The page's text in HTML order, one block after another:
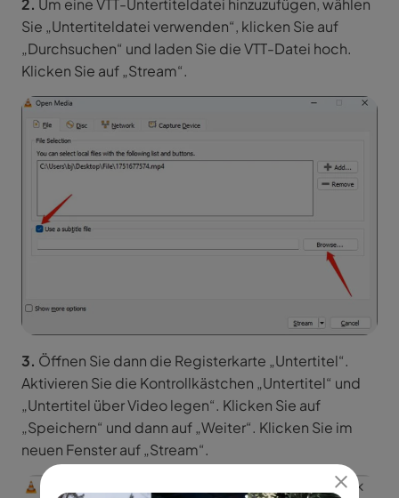
2. Um eine VTT-Untertiteldatei hinzuzufügen, wählen
Sie „Untertiteldatei verwenden“, klicken Sie auf
„Durchsuchen“ und laden Sie die VTT-Datei hoch.
Klicken Sie auf „Stream“.
3. Öffnen Sie dann die Registerkarte „Untertitel“.
Aktivieren Sie die Kontrollkästchen „Untertitel“ und
„Untertitel über Video legen“. Klicken Sie auf
„Speichern“ und dann auf „Weiter“. Klicken Sie im
neuen Fenster auf „Stream“.